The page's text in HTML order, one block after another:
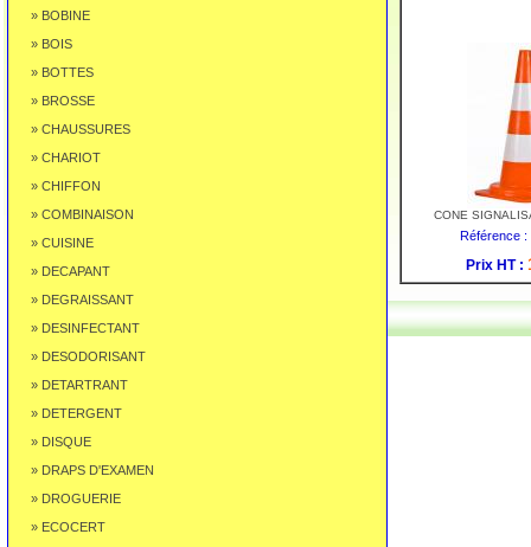
» BOBINE
» BOIS
» BOTTES
» BROSSE
» CHAUSSURES
» CHARIOT
» CHIFFON
» COMBINAISON
» CUISINE
» DECAPANT
» DEGRAISSANT
» DESINFECTANT
» DESODORISANT
» DETARTRANT
» DETERGENT
» DISQUE
» DRAPS D'EXAMEN
» DROGUERIE
» ECOCERT
CONE
Référence :
Prix HT :